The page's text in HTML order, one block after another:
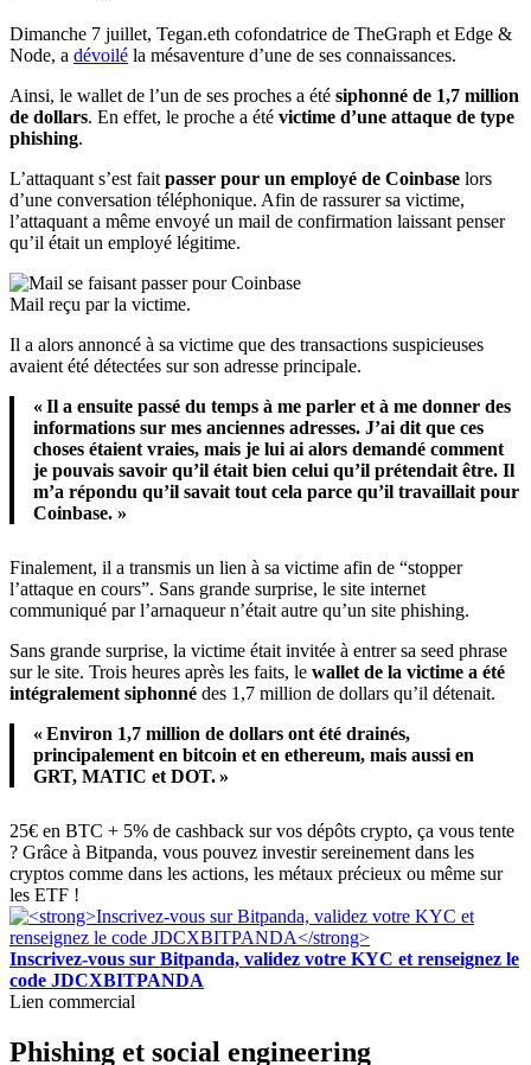
Dimanche 7 juillet, Tegan.eth cofondatrice de TheGraph et Edge &
Node, a dévoilé la mésaventure d’une de ses connaissances.
Ainsi, le wallet de l’un de ses proches a été siphonné de 1,7 million
de dollars. En effet, le proche a été victime d’une attaque de type
phishing.
L’attaquant s’est fait passer pour un employé de Coinbase lors
d’une conversation téléphonique. Afin de rassurer sa victime,
l’attaquant a même envoyé un mail de confirmation laissant penser
qu’il était un employé légitime.
Mail reçu par la victime.
Il a alors annoncé à sa victime que des transactions suspicieuses
avaient été détectées sur son adresse principale.
« Il a ensuite passé du temps à me parler et à me donner des
informations sur mes anciennes adresses. J’ai dit que ces
choses étaient vraies, mais je lui ai alors demandé comment
je pouvais savoir qu’il était bien celui qu’il prétendait être. Il
m’a répondu qu’il savait tout cela parce qu’il travaillait pour
Coinbase. »
Finalement, il a transmis un lien à sa victime afin de “stopper
l’attaque en cours”. Sans grande surprise, le site internet
communiqué par l’arnaqueur n’était autre qu’un site phishing.
Sans grande surprise, la victime était invitée à entrer sa seed phrase
sur le site. Trois heures après les faits, le wallet de la victime a été
intégralement siphonné des 1,7 million de dollars qu’il détenait.
« Environ 1,7 million de dollars ont été drainés,
principalement en bitcoin et en ethereum, mais aussi en
GRT, MATIC et DOT. »
25€ en BTC + 5% de cashback sur vos dépôts crypto, ça vous tente
? Grâce à Bitpanda, vous pouvez investir sereinement dans les
cryptos comme dans les actions, les métaux précieux ou même sur
les ETF !
Inscrivez-vous sur Bitpanda, validez votre KYC et renseignez le
code JDCXBITPANDA
Lien commercial
Phishing et social engineering